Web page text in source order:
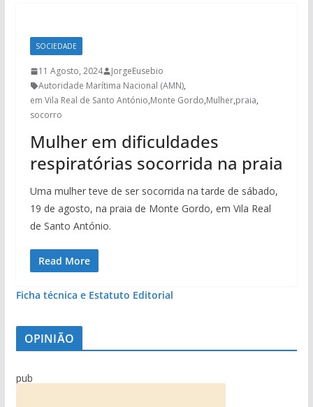
SOCIEDADE
11 Agosto, 2024
JorgeEusebio
Autoridade Marítima Nacional (AMN),
em Vila Real de Santo António,Monte Gordo,Mulher,praia,
socorro
Mulher em dificuldades
respiratórias socorrida na praia
Uma mulher teve de ser socorrida na tarde de sábado,
19 de agosto, na praia de Monte Gordo, em Vila Real
de Santo António.
Read More
Ficha técnica e Estatuto Editorial
OPINIÃO
pub